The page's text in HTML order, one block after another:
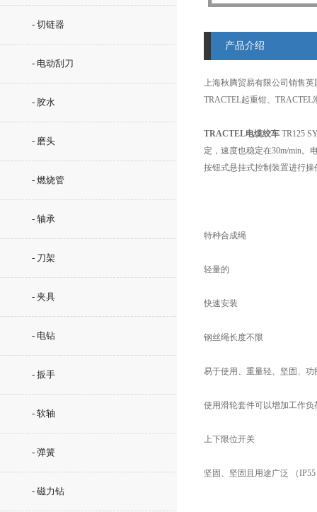
- 切链器
- 电动刮刀
- 胶水
- 磨头
- 燃烧管
- 轴承
- 刀架
- 夹具
- 电钻
- 扳手
- 软轴
- 弹簧
- 磁力钻
产品介绍
上海秋腾贸易有限公司销售英
TRACTEL起重钳、
TRACTEL电缆绞车 TR125
定，速度也稳定在30m/min。
按钮式悬挂式控制装置进行
特种合成绳
轻量的
快速安装
钢丝绳长度不限
易于使用、重量轻、坚固、功
使用滑轮套件可以增加工作负
上下限位开关
坚固、坚固且用途广泛 （